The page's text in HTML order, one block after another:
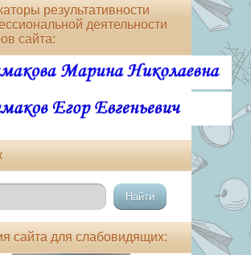
результативности
деятельности
сайта:
сайта для слабовидящих: